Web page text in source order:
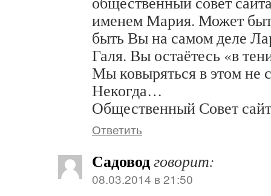
именем Мария. Может
быть Вы на самом деле
Галя. Вы остаётесь «в
Мы ковыряться в этом не
Некогда…
Общественный Совет
Ответить
Садоводговорит:
08.03.2014 в 21:50